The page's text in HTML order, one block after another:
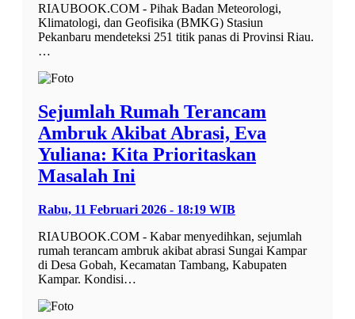
RIAUBOOK.COM - Pihak Badan Meteorologi,
Klimatologi, dan Geofisika (BMKG) Stasiun
Pekanbaru mendeteksi 251 titik panas di Provinsi Riau.
…
Sejumlah Rumah Terancam
Ambruk Akibat Abrasi, Eva
Yuliana: Kita Prioritaskan
Masalah Ini
Rabu, 11 Februari 2026 - 18:19 WIB
RIAUBOOK.COM - Kabar menyedihkan, sejumlah
rumah terancam ambruk akibat abrasi Sungai Kampar
di Desa Gobah, Kecamatan Tambang, Kabupaten
Kampar. Kondisi…